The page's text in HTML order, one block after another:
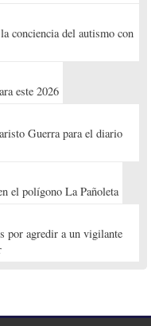
conciencia del autismo con
este 2026
Guerra para el diario
el polígono La Pañoleta
por agredir a un vigilante